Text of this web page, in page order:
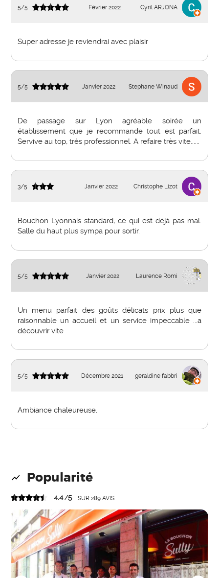
5/5 Février 2022 Cyril ARJONA
Super adresse je reviendrai avec plaisir
5/5 Janvier 2022 Stephane Winaud
De passage sur Lyon agréable soirée un
établissement que je recommande tout est parfait.
Servive au top, très professionnel. A refaire très vite......
3/5 Janvier 2022 Christophe Lizot
Bouchon Lyonnais standard, ce qui est déjà pas mal.
Salle du haut plus sympa pour sortir.
5/5 Janvier 2022 Laurence Romi
Un menu parfait des goûts délicats prix plus que
raisonnable un accueil et un service impeccable ...a
découvrir vite
5/5 Décembre 2021 geraldine fabbri
Ambiance chaleureuse.
Popularité
4.4/5 SUR289 AVIS